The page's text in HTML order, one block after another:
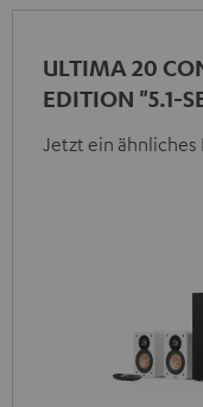
ULTIMA 20
EDITION "5.1-
Jetzt ein ähnliches